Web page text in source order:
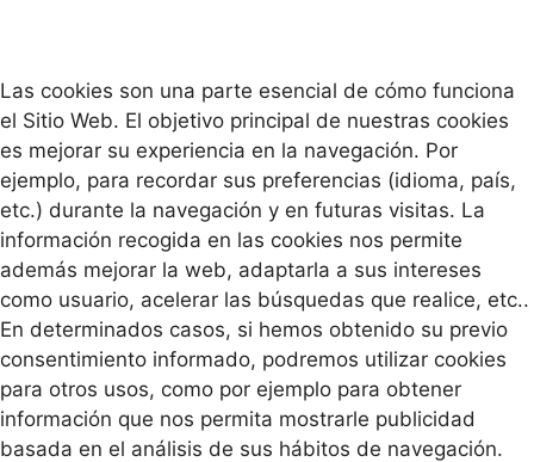
Las cookies son una parte esencial de cómo funciona
el Sitio Web. El objetivo principal de nuestras cookies
es mejorar su experiencia en la navegación. Por
ejemplo, para recordar sus preferencias (idioma, país,
etc.) durante la navegación y en futuras visitas. La
información recogida en las cookies nos permite
además mejorar la web, adaptarla a sus intereses
como usuario, acelerar las búsquedas que realice, etc..
En determinados casos, si hemos obtenido su previo
consentimiento informado, podremos utilizar cookies
para otros usos, como por ejemplo para obtener
información que nos permita mostrarle publicidad
basada en el análisis de sus hábitos de navegación.